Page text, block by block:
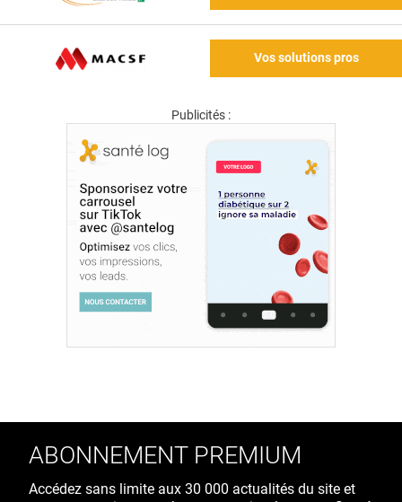
Vos solutions pros
Publicités :
ABONNEMENT PREMIUM
Accédez sans limite aux 30 000 actualités du site et